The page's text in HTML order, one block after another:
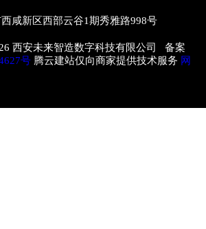
咸新区西部云谷1期秀雅路998号
西安未来智造数字科技有限公司 备案
号 腾云建站仅向商家提供技术服务 网